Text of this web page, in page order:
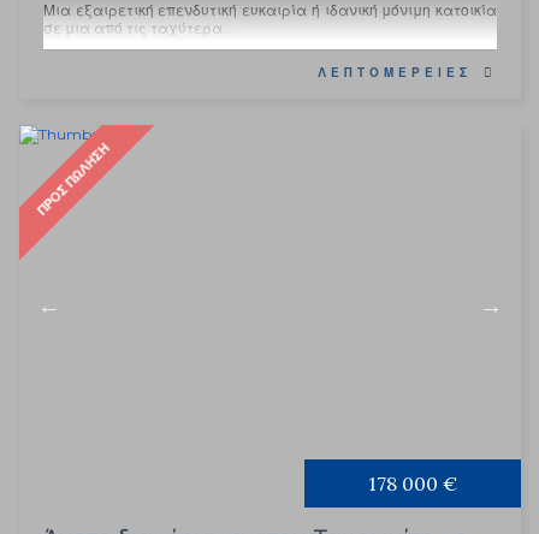
Μια εξαιρετική επενδυτική ευκαιρία ή ιδανική μόνιμη κατοικία
σε μια από τις ταχύτερα...
ΛΕΠΤΟΜΈΡΕΙΕΣ
ΠΡΟΣ ΠΏΛΗΣΗ
178 000 €